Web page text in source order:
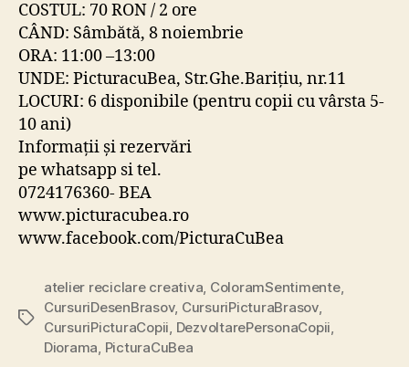
COSTUL: 70 RON / 2 ore
CÂND: Sâmbătă, 8 noiembrie
ORA: 11:00 –13:00
UNDE: PicturacuBea, Str.Ghe.Barițiu, nr.11
LOCURI: 6 disponibile (pentru copii cu vârsta 5-
10 ani)
Informații și rezervări
pe whatsapp si tel.
0724176360- BEA
www.picturacubea.ro
www.facebook.com/PicturaCuBea
Etichete
atelier reciclare creativa, ColoramSentimente,
CursuriDesenBrasov, CursuriPicturaBrasov,
CursuriPicturaCopii, DezvoltarePersonaCopii,
Diorama, PicturaCuBea